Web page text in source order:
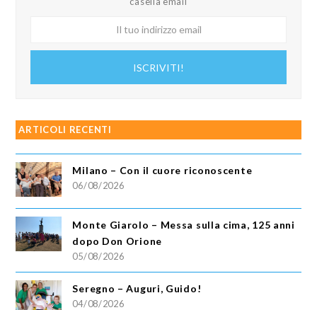
ISCRIVITI!
ARTICOLI RECENTI
Milano – Con il cuore riconoscente
06/08/2026
Monte Giarolo – Messa sulla cima, 125 anni
dopo Don Orione
05/08/2026
Seregno – Auguri, Guido!
04/08/2026